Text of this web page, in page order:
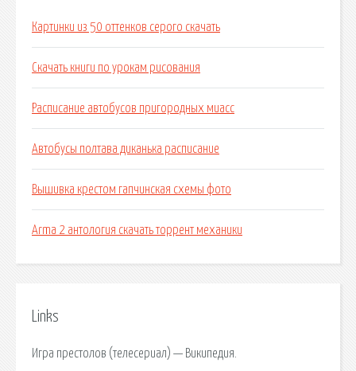
Картинки из 50 оттенков серого скачать
Скачать книги по урокам рисования
Расписание автобусов пригородных миасс
Автобусы полтава диканька расписание
Вышивка крестом гапчинская схемы фото
Arma 2 антология скачать торрент механики
Links
Игра престолов (телесериал) — Википедия.